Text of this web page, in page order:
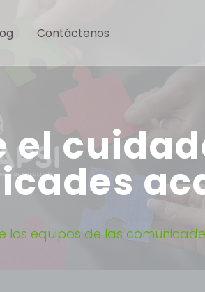
Contáctenos
el
los equipos de las